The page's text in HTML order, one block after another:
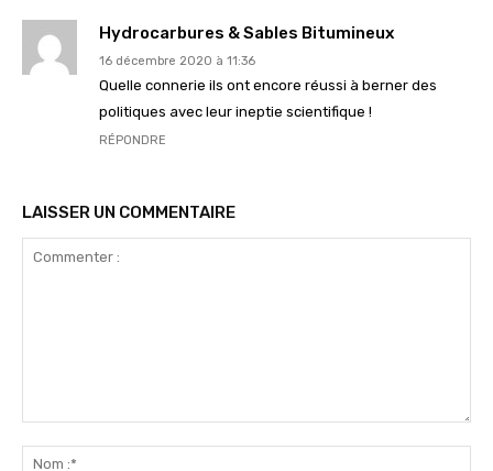
Hydrocarbures & Sables Bitumineux
16 décembre 2020 à 11:36
Quelle connerie ils ont encore réussi à berner des
politiques avec leur ineptie scientifique !
RÉPONDRE
LAISSER UN COMMENTAIRE